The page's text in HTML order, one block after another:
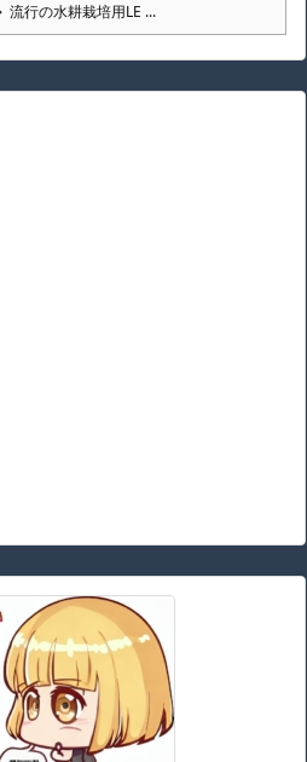
流行の水耕栽培用LE ...